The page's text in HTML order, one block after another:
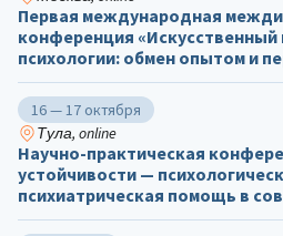
Первая международная
конференция «Искусственный
психологии: обмен опытом и
16 — 17 октября
Тула, online
Научно-практическая
устойчивости —
психиатрическая помощь в